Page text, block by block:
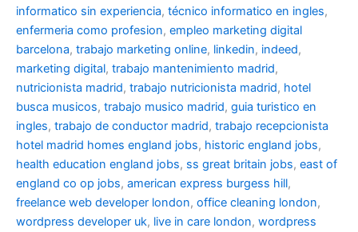
informatico sin experiencia, técnico informatico en ingles,
enfermeria como profesion, empleo marketing digital
barcelona, trabajo marketing online, linkedin, indeed,
marketing digital, trabajo mantenimiento madrid,
nutricionista madrid, trabajo nutricionista madrid, hotel
busca musicos, trabajo musico madrid, guia turistico en
ingles, trabajo de conductor madrid, trabajo recepcionista
hotel madrid homes england jobs, historic england jobs,
health education england jobs, ss great britain jobs, east of
england co op jobs, american express burgess hill,
freelance web developer london, office cleaning london,
wordpress developer uk, live in care london, wordpress